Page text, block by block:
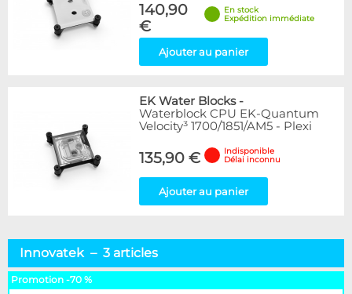
140,90
€
En stock
Expédition immédiate
Ajouter au panier
EK Water Blocks-
Waterblock CPU EK-Quantum
Velocity³ 1700/1851/AM5 - Plexi
135,90 €
Indisponible
Délai inconnu
Ajouter au panier
Innovatek – 3 articles
Promotion -70 %